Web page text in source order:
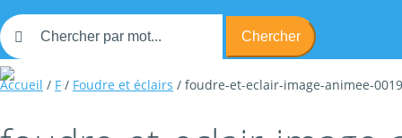
Chercher
Accueil / F / Foudre et éclairs / foudre-et-eclair-image-animee-0019